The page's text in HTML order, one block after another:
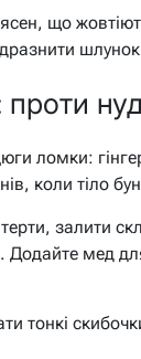
що
проти
ломки:
коли тіло
залити
мед
тонкі